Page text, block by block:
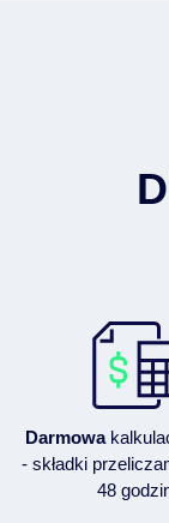
Darmowa
- składki
48